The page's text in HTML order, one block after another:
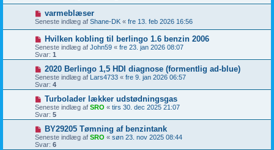
varmeblæser
Seneste indlæg af Shane-DK « fre 13. feb 2026 16:56
Hvilken kobling til berlingo 1.6 benzin 2006
Seneste indlæg af John59 « fre 23. jan 2026 08:07
Svar: 1
2020 Berlingo 1,5 HDI diagnose (formentlig ad-blue)
Seneste indlæg af Lars4733 « fre 9. jan 2026 06:57
Svar: 4
Turbolader lækker udstødningsgas
Seneste indlæg af SRO « tirs 30. dec 2025 21:07
Svar: 5
BY29205 Tømning af benzintank
Seneste indlæg af SRO « søn 23. nov 2025 08:44
Svar: 6